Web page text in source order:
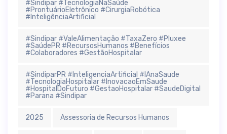
#Sindipar #TecnologiaNaSaúde
#ProntuárioEletrônico #CirurgiaRobótica
#InteligênciaArtificial
#Sindipar #ValeAlimentação #TaxaZero #Pluxee
#SaúdePR #RecursosHumanos #Benefícios
#Colaboradores #GestãoHospitalar
#SindiparPR #InteligenciaArtificial #IAnaSaude
#TecnologiaHospitalar #InovacaoEmSaude
#HospitalDoFuturo #GestaoHospitalar #SaudeDigital
#Parana #Sindipar
2025 Assessoria de Recursos Humanos